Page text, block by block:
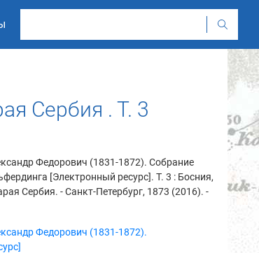
Сербия . Т. 3
Федорович (1831-1872). Собрание
[Электронный ресурс]. Т. 3 : Босния,
Сербия. - Санкт-Петербург, 1873 (2016). -
Федорович (1831-1872).